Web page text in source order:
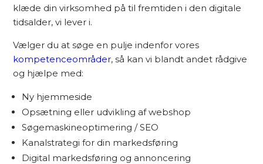
klæde din virksomhed på til fremtiden i den digitale
tidsalder, vi lever i.
Vælger du at søge en pulje indenfor vores
kompetenceområder, så kan vi blandt andet rådgive
og hjælpe med:
Ny hjemmeside
Opsætning eller udvikling af webshop
Søgemaskineoptimering / SEO
Kanalstrategi for din markedsføring
Digital markedsføring og annoncering